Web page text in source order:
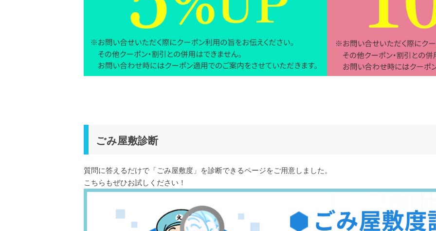
ごみ屋敷診断
質問に答えるだけで「ごみ屋敷度」を診断できるページをご用意しました。
こちらもぜひお試しください！